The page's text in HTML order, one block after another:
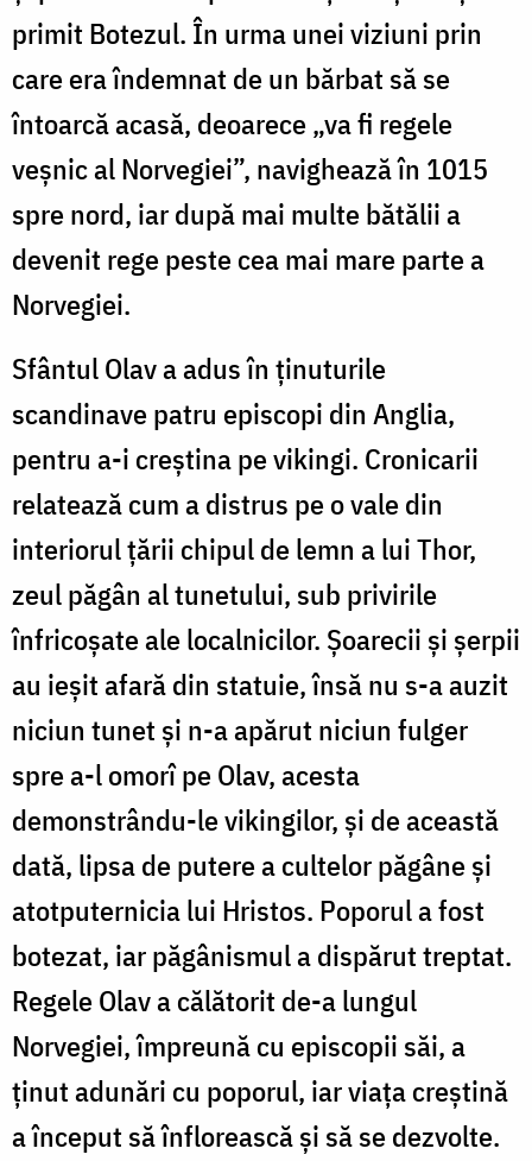
primit Botezul. În urma unei viziuni prin
care era îndemnat de un bărbat să se
întoarcă acasă, deoarece „va fi regele
veșnic al Norvegiei”, navighează în 1015
spre nord, iar după mai multe bătălii a
devenit rege peste cea mai mare parte a
Norvegiei.
Sfântul Olav a adus în ținuturile
scandinave patru episcopi din Anglia,
pentru a-i creștina pe vikingi. Cronicarii
relatează cum a distrus pe o vale din
interiorul țării chipul de lemn a lui Thor,
zeul păgân al tunetului, sub privirile
înfricoșate ale localnicilor. Șoarecii și șerpii
au ieșit afară din statuie, însă nu s-a auzit
niciun tunet și n-a apărut niciun fulger
spre a-l omorî pe Olav, acesta
demonstrându-le vikingilor, și de această
dată, lipsa de putere a cultelor păgâne și
atotputernicia lui Hristos. Poporul a fost
botezat, iar păgânismul a dispărut treptat.
Regele Olav a călătorit de-a lungul
Norvegiei, împreună cu episcopii săi, a
ținut adunări cu poporul, iar viața creștină
a început să înflorească și să se dezvolte.